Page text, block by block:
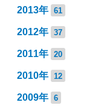
2013年 61
2012年 37
2011年 20
2010年 12
2009年 6